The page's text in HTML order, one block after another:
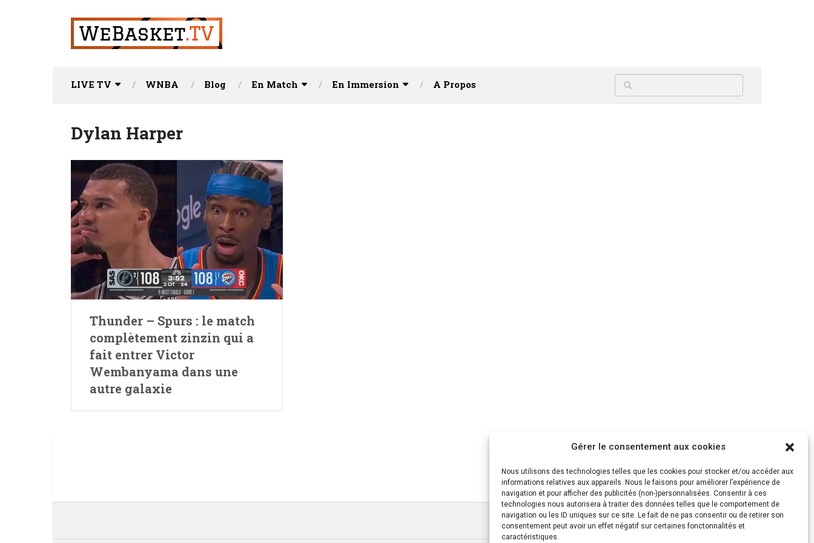
Gérer le consentement aux cookies
Nous utilisons des technologies telles que les cookies pour stocker et/ou accéder aux
informations relatives aux appareils. Nous le faisons pour améliorer l’expérience de
navigation et pour afficher des publicités (non-)personnalisées. Consentir à ces
technologies nous autorisera à traiter des données telles que le comportement de
navigation ou les ID uniques sur ce site. Le fait de ne pas consentir ou de retirer son
consentement peut avoir un effet négatif sur certaines fonctonnalités et
caractéristiques.
LIVE TV WNBA Blog En Match En Immersion A Propos
Dylan Harper
Thunder – Spurs : le match
complètement zinzin qui a
fait entrer Victor
Wembanyama dans une
autre galaxie